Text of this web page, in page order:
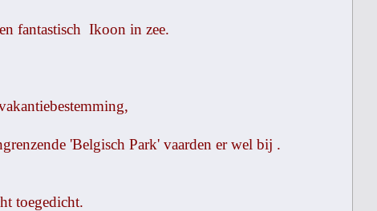
fantastisch Ikoon in zee.
'Belgisch Park' vaarden er wel bij .
toegedicht.